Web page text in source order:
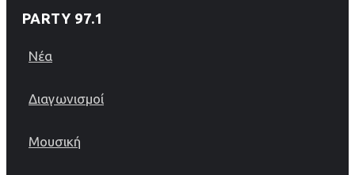
PARTY 97.1
Νέα
Διαγωνισμοί
Μουσική